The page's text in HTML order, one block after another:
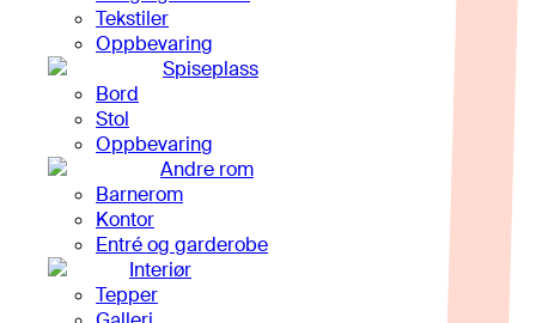
Tekstiler
Oppbevaring
Spiseplass
Bord
Stol
Oppbevaring
Andre rom
Barnerom
Kontor
Entré og garderobe
Interiør
Tepper